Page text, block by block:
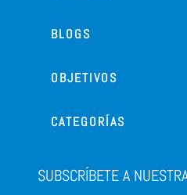
BLOGS
OBJETIVOS
CATEGORÍAS
SUBSCRÍBETE A